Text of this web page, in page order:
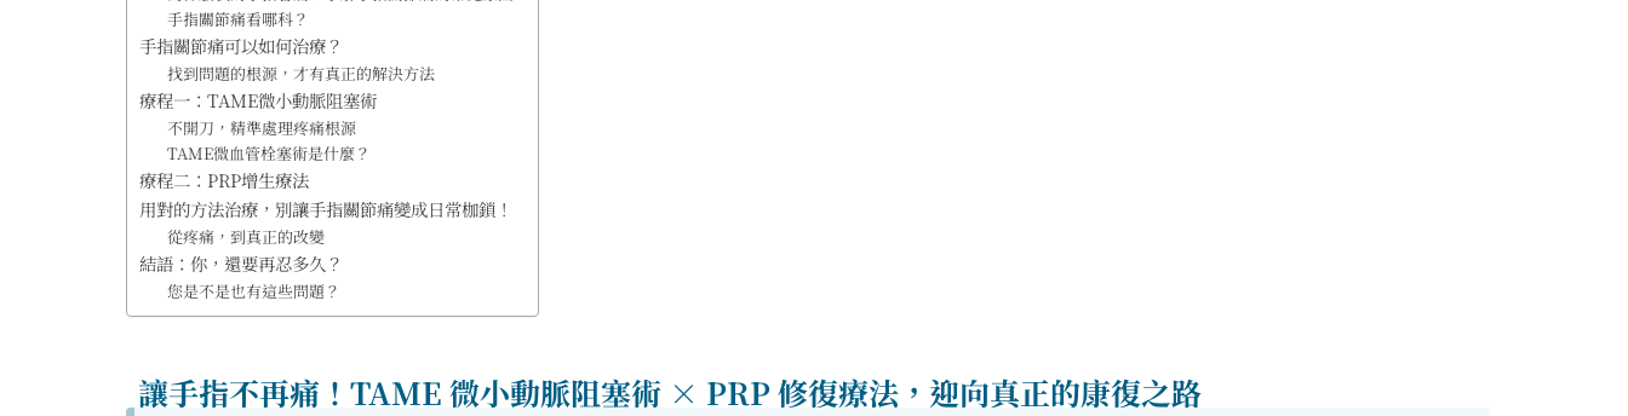
手指關節痛看哪科？
手指關節痛可以如何治療？
找到問題的根源，才有真正的解決方法
療程一：TAME微小動脈阻塞術
不開刀，精準處理疼痛根源
TAME微血管栓塞術是什麼？
療程二：PRP增生療法
用對的方法治療，別讓手指關節痛變成日常枷鎖！
從疼痛，到真正的改變
結語：你，還要再忍多久？
您是不是也有這些問題？
讓手指不再痛！TAME 微小動脈阻塞術 × PRP 修復療法，迎向真正的康復之路